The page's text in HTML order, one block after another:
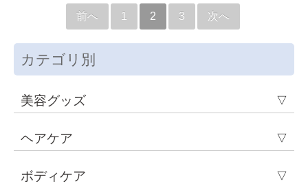
前へ 1 2 3 次へ
カテゴリ別
美容グッズ ▽
ヘアケア ▽
ボディケア ▽